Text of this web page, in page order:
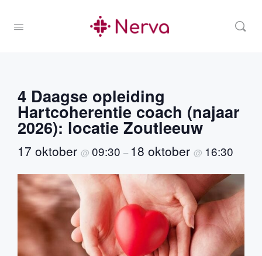
4 Daagse opleiding
Hartcoherentie coach (najaar
2026): locatie Zoutleeuw
17 oktober @ 09:30 – 18 oktober @ 16:30